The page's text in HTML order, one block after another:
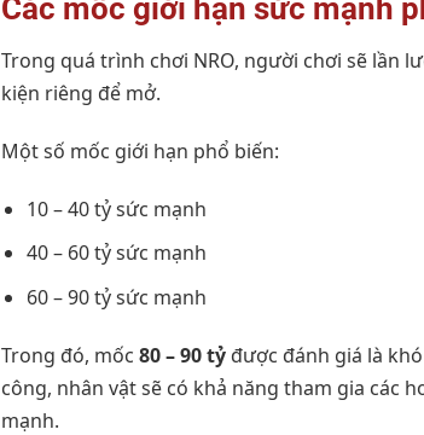
Các mốc giới hạn sức mạnh
Trong quá trình chơi NRO, người chơi sẽ lần
kiện riêng để mở.
Một số mốc giới hạn phổ biến:
10 – 40 tỷ sức mạnh
40 – 60 tỷ sức mạnh
60 – 90 tỷ sức mạnh
Trong đó, mốc 80 – 90 tỷ được đánh giá là
công, nhân vật sẽ có khả năng tham gia các
mạnh.